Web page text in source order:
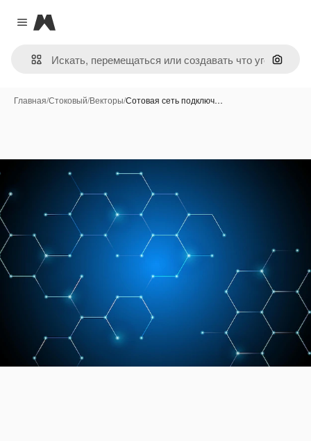
Close menu
Magnific
Поиск
Главная/Стоковый/Векторы/Сотовая сеть подключ…